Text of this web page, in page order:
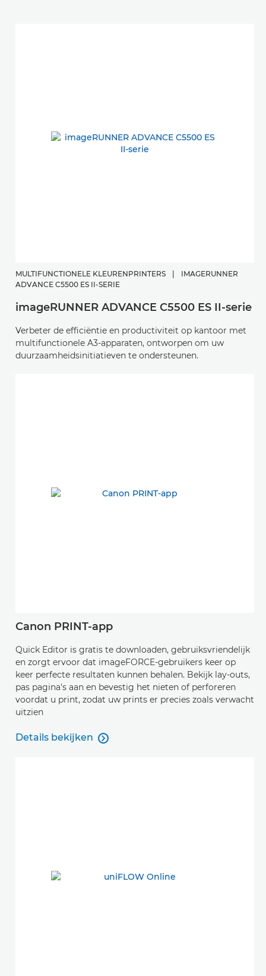
MULTIFUNCTIONELE KLEURENPRINTERS
IMAGERUNNER
ADVANCE C5500 ES II-SERIE
imageRUNNER ADVANCE C5500 ES II-serie
Verbeter de efficiëntie en productiviteit op kantoor met
multifunctionele A3-apparaten, ontworpen om uw
duurzaamheidsinitiatieven te ondersteunen.
Canon PRINT-app
Quick Editor is gratis te downloaden, gebruiksvriendelijk
en zorgt ervoor dat imageFORCE-gebruikers keer op
keer perfecte resultaten kunnen behalen. Bekijk lay-outs,
pas pagina's aan en bevestig het nieten of perforeren
voordat u print, zodat uw prints er precies zoals verwacht
uitzien
Details bekijken
Details bekijken
